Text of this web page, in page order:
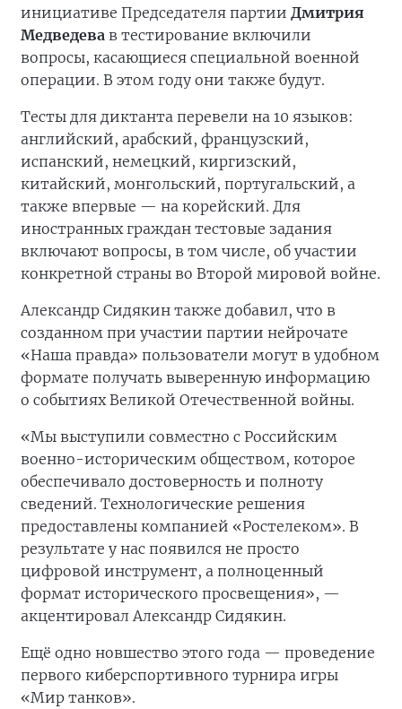
инициативе Председателя партии Дмитрия
Медведева в тестирование включили
вопросы, касающиеся специальной военной
операции. В этом году они также будут.
Тесты для диктанта перевели на 10 языков:
английский, арабский, французский,
испанский, немецкий, киргизский,
китайский, монгольский, португальский, а
также впервые — на корейский. Для
иностранных граждан тестовые задания
включают вопросы, в том числе, об участии
конкретной страны во Второй мировой войне.
Александр Сидякин также добавил, что в
созданном при участии партии нейрочате
«Наша правда» пользователи могут в удобном
формате получать выверенную информацию
о событиях Великой Отечественной войны.
«Мы выступили совместно с Российским
военно-историческим обществом, которое
обеспечивало достоверность и полноту
сведений. Технологические решения
предоставлены компанией «Ростелеком». В
результате у нас появился не просто
цифровой инструмент, а полноценный
формат исторического просвещения», —
акцентировал Александр Сидякин.
Ещё одно новшество этого года — проведение
первого киберспортивного турнира игры
«Мир танков».